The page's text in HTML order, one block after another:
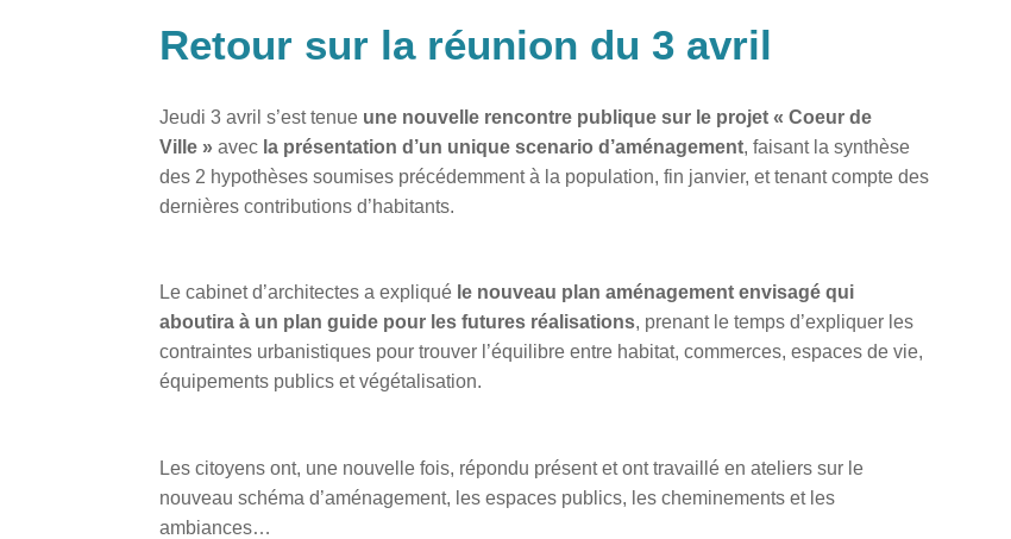
Retour sur la réunion du 3 avril
Jeudi 3 avril s’est tenue une nouvelle rencontre publique sur le projet « Coeur de
Ville » avec la présentation d’un unique scenario d’aménagement, faisant la synthèse
des 2 hypothèses soumises précédemment à la population, fin janvier, et tenant compte des
dernières contributions d’habitants.
Le cabinet d’architectes a expliqué le nouveau plan aménagement envisagé qui
aboutira à un plan guide pour les futures réalisations, prenant le temps d’expliquer les
contraintes urbanistiques pour trouver l’équilibre entre habitat, commerces, espaces de vie,
équipements publics et végétalisation.
Les citoyens ont, une nouvelle fois, répondu présent et ont travaillé en ateliers sur le
nouveau schéma d’aménagement, les espaces publics, les cheminements et les
ambiances…